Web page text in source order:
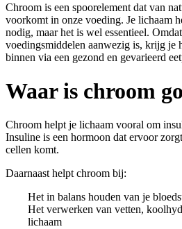
Chroom is een spoorelement dat van
voorkomt in onze voeding. Je lichaam
nodig, maar het is wel essentieel.
voedingsmiddelen aanwezig is, krijg je
binnen via een gezond en gevarieerd
Waar is chroom
Chroom helpt je lichaam vooral om
Insuline is een hormoon dat ervoor
cellen komt.
Daarnaast helpt chroom bij:
Het in balans houden van je
Het verwerken van vetten,
lichaam